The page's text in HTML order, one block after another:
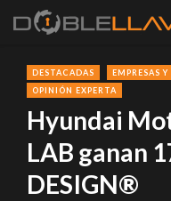
DESTACADAS EMPRESAS
OPINIÓN EXPERTA
Hyundai
LAB ganan
DESIGN®